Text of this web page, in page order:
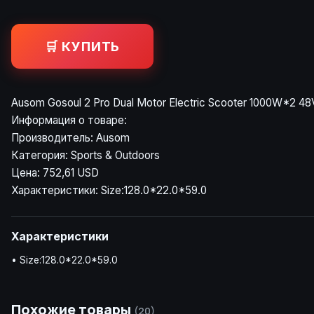
🛒 КУПИТЬ
Ausom Gosoul 2 Pro Dual Motor Electric Scooter 1000W*2
Информация о товаре:
Производитель: Ausom
Категория: Sports & Outdoors
Цена: 752,61 USD
Характеристики: Size:128.0*22.0*59.0
Характеристики
• Size:128.0*22.0*59.0
Похожие товары (20)